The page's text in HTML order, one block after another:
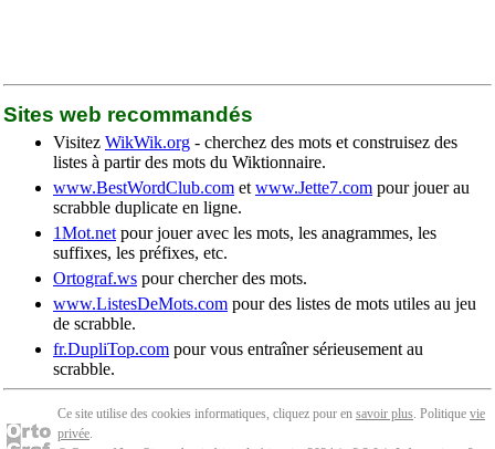
Sites web recommandés
Visitez WikWik.org - cherchez des mots et construisez des
listes à partir des mots du Wiktionnaire.
www.BestWordClub.com et www.Jette7.com pour jouer au
scrabble duplicate en ligne.
1Mot.net pour jouer avec les mots, les anagrammes, les
suffixes, les préfixes, etc.
Ortograf.ws pour chercher des mots.
www.ListesDeMots.com pour des listes de mots utiles au jeu
de scrabble.
fr.DupliTop.com pour vous entraîner sérieusement au
scrabble.
Ce site utilise des cookies informatiques, cliquez pour en savoir plus. Politique vie
privée.